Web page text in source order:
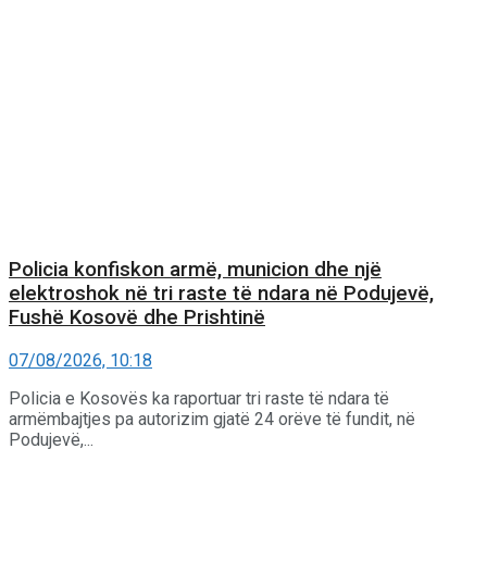
Policia konfiskon armë, municion dhe një
elektroshok në tri raste të ndara në Podujevë,
Fushë Kosovë dhe Prishtinë
07/08/2026, 10:18
Policia e Kosovës ka raportuar tri raste të ndara të
armëmbajtjes pa autorizim gjatë 24 orëve të fundit, në
Podujevë,...